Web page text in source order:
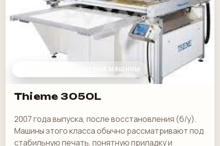
ТРАФАРЕТНЫЕ ПЕЧАТНЫЕ МАШИНЫ
Thieme 3050L
2007 года выпуска, после восстановления (б/у).
Машины этого класса обычно рассматривают под
стабильную печать, понятную приладку и